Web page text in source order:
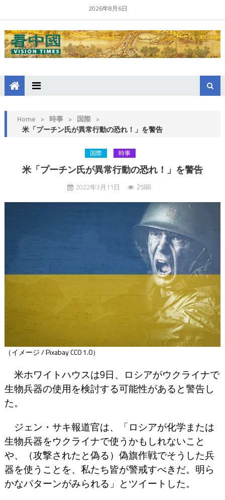
2026年8月6日
Home > 時事 > 国際 >
米「プーチン氏が異常行動の恐れ！」を警告
国際 時事
米「プーチン氏が異常行動の恐れ！」を警告
2022年3月11日 2588
（イメージ / Pixabay CC0 1.0）
米ホワイトハウスは9日、ロシアがウクライナで
生物兵器の使用を検討する可能性があると警告し
た。
ジェン・サキ報道官は、「ロシアが化学または
生物兵器をウクライナで使うかもしれないこと
や、（攻撃されたと偽る）偽旗作戦でそうした兵
器を使うことを、私たち皆が警戒すべきだ。明ら
かなパターンがみられる」とツイートした。